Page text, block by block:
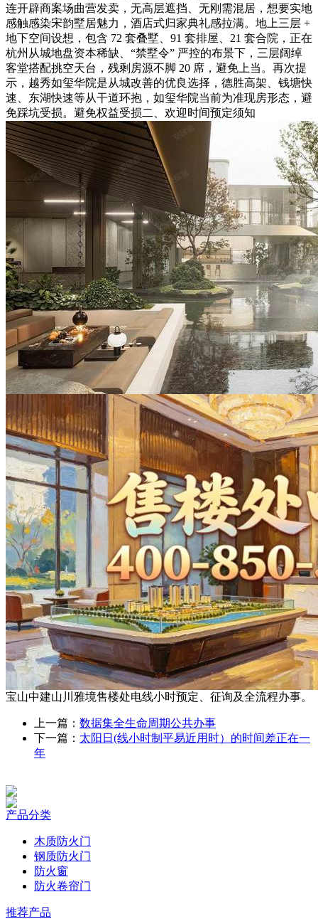
连开辟商案场曲营发卖，无高层遮挡、无刚需混居，想要实地
感触感染宋韵墅居魅力，酒店式归家典礼感拉满。地上三层 +
地下空间设想，包含 72 套叠墅、91 套排屋、21 套合院，正在
杭州从城地盘资本稀缺、“禁墅令” 严控的布景下，三层阔绰
客堂搭配挑空天台，残剩房源不脚 20 席，避免上当。再次提
示，越秀如玺华院是从城改善的优良选择，德胜高架、钱塘快
速、东湖快速等从干道环抱，如玺华院当前为准现房形态，避
免踩坑受损。避免权益受损二、欢迎时间预定须知
宝山中建山川雅境售楼处电线小时预定、征询及全流程办事。
上一篇： 数据集全生命周期公共办事
下一篇： 太阳日(线小时制平易近用时）的时间差正在一
年
产品分类
木质防火门
钢质防火门
防火窗
防火卷帘门
推荐产品